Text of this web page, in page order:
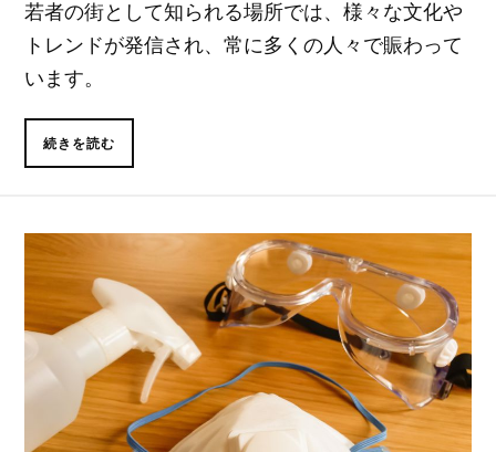
若者の街として知られる場所では、様々な文化や
トレンドが発信され、常に多くの人々で賑わって
います。
続きを読む